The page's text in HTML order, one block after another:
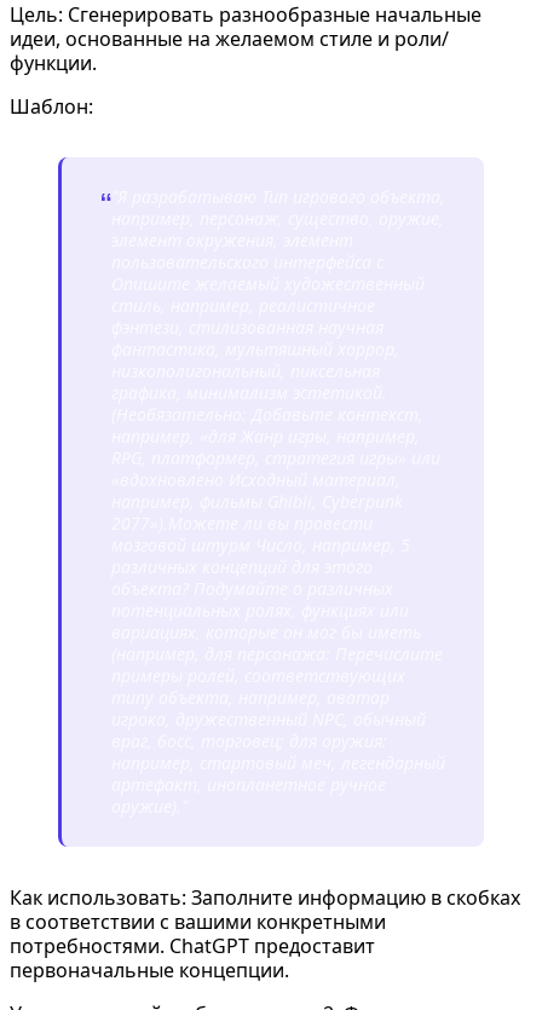
Цель: Сгенерировать разнообразные начальные
идеи, основанные на желаемом стиле и роли/
функции.
Шаблон:
“
Как использовать: Заполните информацию в скобках
в соответствии с вашими конкретными
потребностями. ChatGPT предоставит
первоначальные концепции.